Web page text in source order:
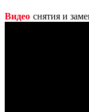
Видео снятия и